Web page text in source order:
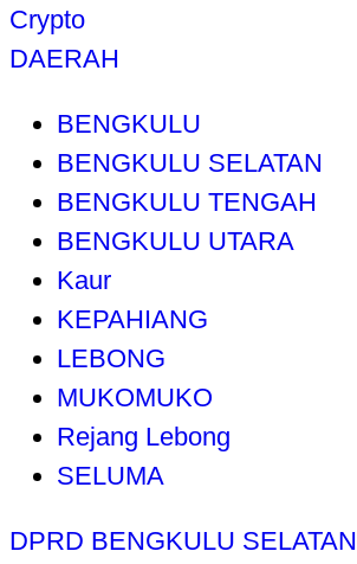
Crypto
DAERAH
BENGKULU
BENGKULU SELATAN
BENGKULU TENGAH
BENGKULU UTARA
Kaur
KEPAHIANG
LEBONG
MUKOMUKO
Rejang Lebong
SELUMA
DPRD BENGKULU SELATAN